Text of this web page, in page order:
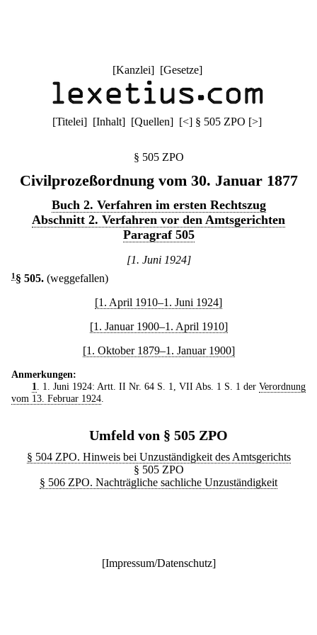
[Kanzlei] [Gesetze]
[Titelei] [Inhalt] [Quellen] [<] § 505 ZPO [>]
§ 505 ZPO
Civilprozeßordnung vom 30. Januar 1877
Buch 2. Verfahren im ersten Rechtszug
Abschnitt 2. Verfahren vor den Amtsgerichten
Paragraf 505
[1. Juni 1924]
1 § 505. (weggefallen)
[1. April 1910–1. Juni 1924]
[1. Januar 1900–1. April 1910]
[1. Oktober 1879–1. Januar 1900]
Anmerkungen:
1
. 1. Juni 1924: Artt. II Nr. 64 S. 1, VII Abs. 1 S. 1 der Verordnung
vom 13. Februar 1924
Umfeld von § 505 ZPO
§ 504 ZPO. Hinweis bei Unzuständigkeit des Amtsgerichts
§ 505 ZPO
§ 506 ZPO. Nachträgliche sachliche Unzuständigkeit
[Impressum/Datenschutz]